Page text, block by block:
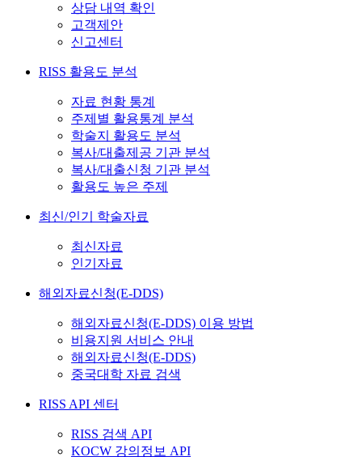
상담 내역 확인
고객제안
신고센터
RISS 활용도 분석
자료 현황 통계
주제별 활용통계 분석
학술지 활용도 분석
복사/대출제공 기관 분석
복사/대출신청 기관 분석
활용도 높은 주제
최신/인기 학술자료
최신자료
인기자료
해외자료신청(E-DDS)
해외자료신청(E-DDS) 이용 방법
비용지원 서비스 안내
해외자료신청(E-DDS)
중국대학 자료 검색
RISS API 센터
RISS 검색 API
KOCW 강의정보 API